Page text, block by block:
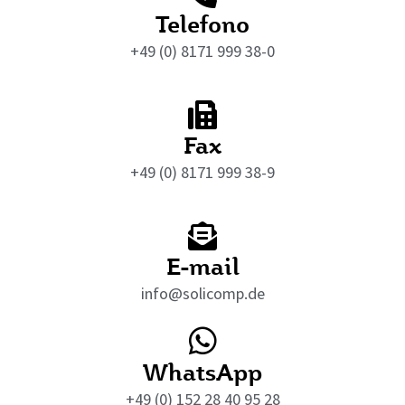
Telefono
+49 (0) 8171 999 38-0
Fax
+49 (0) 8171 999 38-9
E-mail
info@solicomp.de
WhatsApp
+49 (0) 152 28 40 95 28